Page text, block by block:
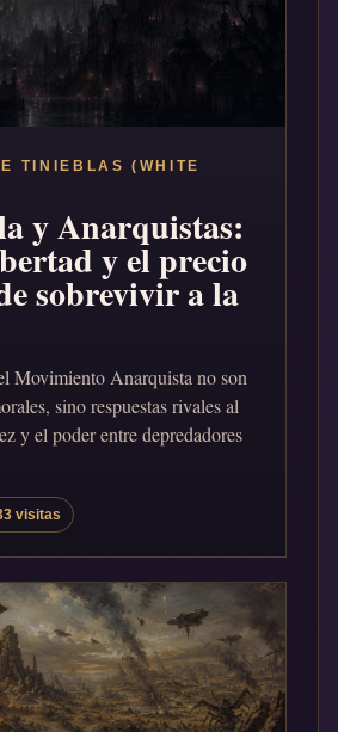
TINIEBLAS (WHITE
y Anarquistas:
y el precio
sobrevivir a la
Movimiento Anarquista no son
sino respuestas rivales al
y el poder entre depredadores
visitas